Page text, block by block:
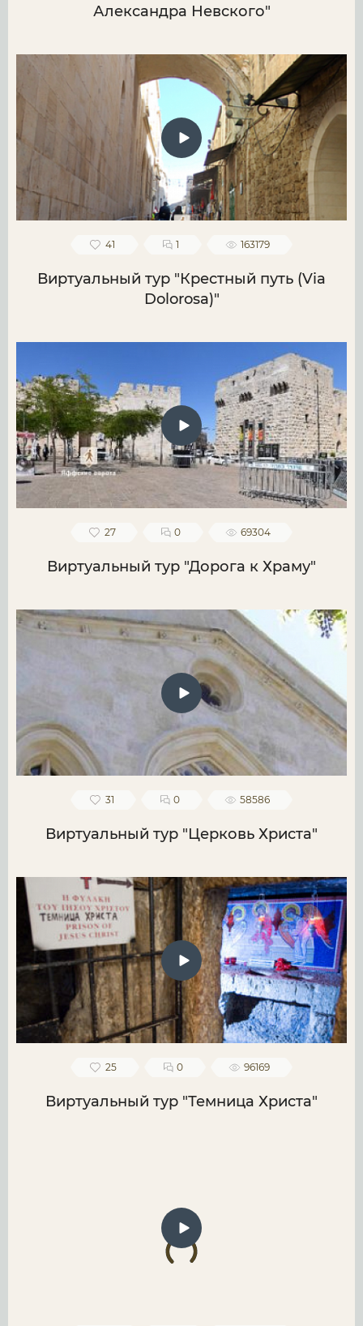
Александра Невского"
41 1 163179
Виртуальный тур "Крестный путь (Via
Dolorosa)"
27 0 69304
Виртуальный тур "Дорога к Храму"
31 0 58586
Виртуальный тур "Церковь Христа"
25 0 96169
Виртуальный тур "Темница Христа"